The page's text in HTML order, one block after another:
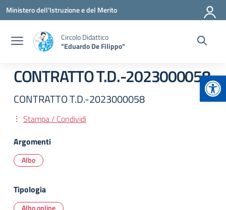
Vai ai contenuti
Vai al menu di navigazione
Vai al footer
Ministero dell'Istruzione e del Merito
Circolo Didattico
"Eduardo De Filippo"
CONTRATTO T.D.-2023000058
CONTRATTO T.D.-2023000058
Stampa / Condividi
Argomenti
Albo
Tipologia
Albo online